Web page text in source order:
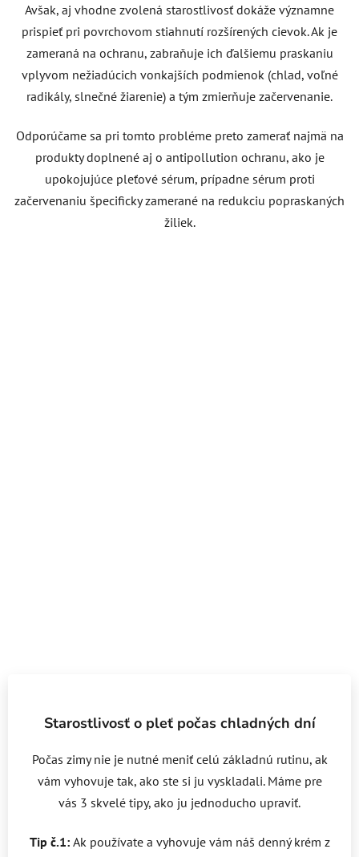
Avšak, aj vhodne zvolená starostlivosť dokáže významne
prispieť pri povrchovom stiahnutí rozšírených cievok. Ak je
zameraná na ochranu, zabraňuje ich ďalšiemu praskaniu
vplyvom nežiadúcich vonkajších podmienok (chlad, voľné
radikály, slnečné žiarenie) a tým zmierňuje začervenanie.
Odporúčame sa pri tomto probléme preto zamerať najmä na
produkty doplnené aj o antipollution ochranu, ako je
upokojujúce pleťové sérum, prípadne sérum proti
začervenaniu špecificky zamerané na redukciu popraskaných
žiliek.
Starostlivosť o pleť počas chladných dní
Počas zimy nie je nutné meniť celú základnú rutinu, ak
vám vyhovuje tak, ako ste si ju vyskladali. Máme pre
vás 3 skvelé tipy, ako ju jednoducho upraviť.
Tip č.1: Ak používate a vyhovuje vám náš denný krém z